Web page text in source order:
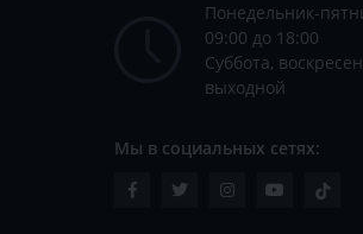
Понедельник-
09:00 до 18:00
Суббота,
выходной
Мы в социальных сетях: